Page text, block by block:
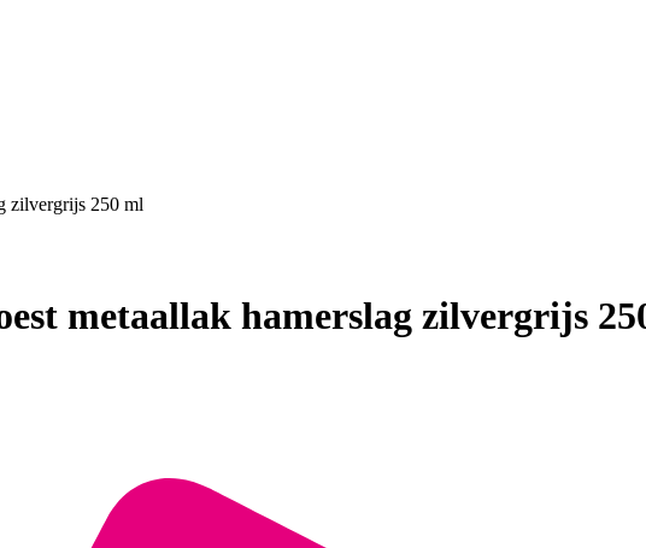
zilvergrijs 250 ml
metaallak hamerslag zilvergrijs